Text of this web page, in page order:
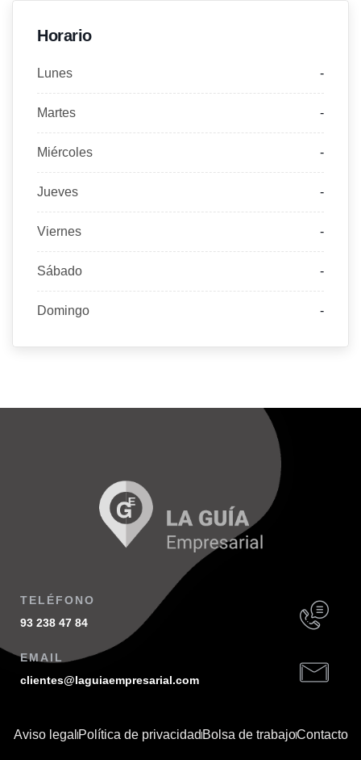
Horario
Lunes -
Martes -
Miércoles -
Jueves -
Viernes -
Sábado -
Domingo -
TELÉFONO
93 238 47 84
EMAIL
clientes@laguiaempresarial.com
Aviso legal Política de privacidadBolsa de trabajoContacto